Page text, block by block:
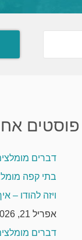
פוסטים
דברים
בתי קפה
ויזה להודו –
אפריל 21, 2026
דברים